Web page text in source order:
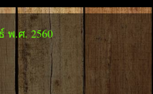
พ.ศ. 2560